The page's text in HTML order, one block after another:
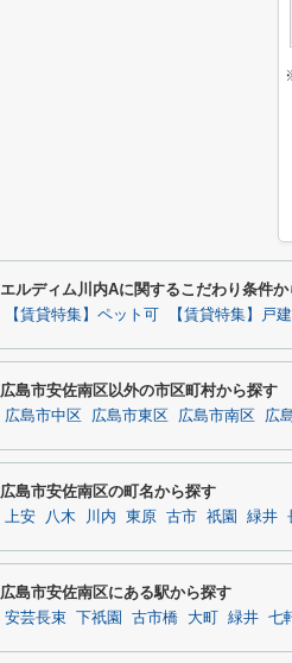
エルディム川内Aに関するこだわり条件
【賃貸特集】ペット可 【賃貸特集】戸
広島市安佐南区以外の市区町村から探す
広島市中区 広島市東区 広島市南区 広
広島市安佐南区の町名から探す
上安 八木 川内 東原 古市 祇園 緑井
広島市安佐南区にある駅から探す
安芸長束 下祇園 古市橋 大町 緑井 七